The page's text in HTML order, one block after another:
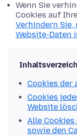
Wenn Sie
Cookies auf
Verhindern Sie,
Website-Daten
Cookies der
Cookies
Website
Alle Cookies
sowie den